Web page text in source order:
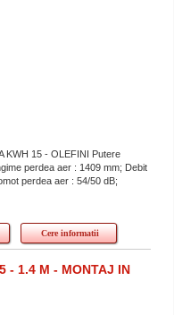
KWH 15 - OLEFINI Putere
perdea aer : 1409 mm; Debit
perdea aer : 54/50 dB;
Cere informatii
- 1.4 M - MONTAJ IN